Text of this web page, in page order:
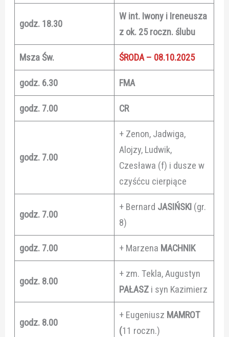
godz. 18.30
W int. Iwony i Ireneusza
z ok. 25 roczn. ślubu
Msza Św. ŚRODA – 08.10.2025
godz. 6.30 FMA
godz. 7.00 CR
godz. 7.00
+ Zenon, Jadwiga,
Alojzy, Ludwik,
Czesława (f) i dusze w
czyśćcu cierpiące
godz. 7.00
+ Bernard JASIŃSKI (gr.
8)
godz. 7.00 + Marzena MACHNIK
godz. 8.00
+ zm. Tekla, Augustyn
PAŁASZ i syn Kazimierz
godz. 8.00
+ Eugeniusz MAMROT
(11 roczn.)